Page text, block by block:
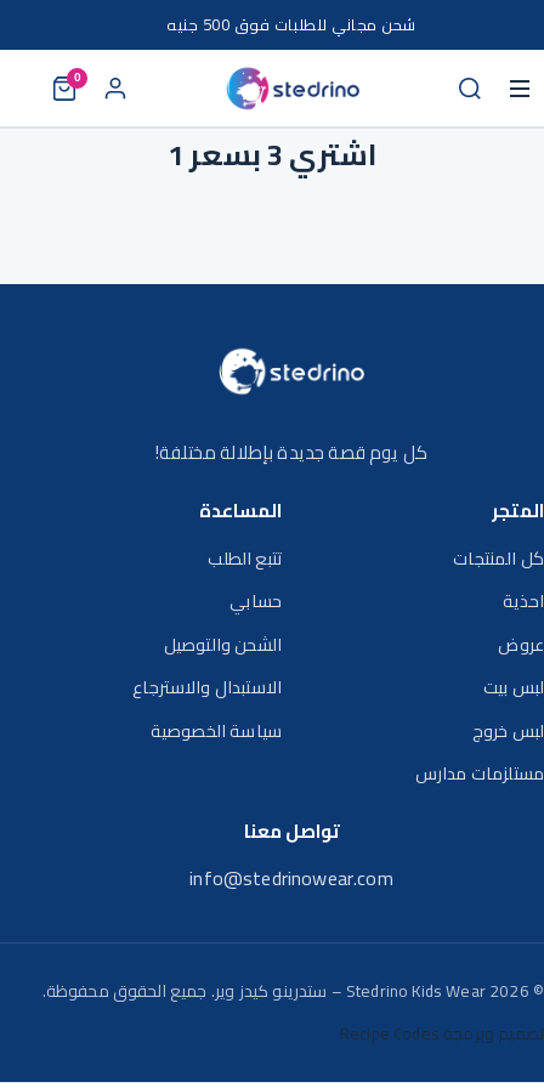
تخطى إلى المحتوىشحن مجاني للطلبات فوق 500 جنيه
0
اشتري 3 بسعر 1
كل يوم قصة جديدة بإطلالة مختلفة!
المتجر
كل المنتجات
احذية
عروض
لبس بيت
لبس خروج
مستلزمات مدارس
المساعدة
تتبع الطلب
حسابي
الشحن والتوصيل
الاستبدال والاسترجاع
سياسة الخصوصية
تواصل معنا
info@stedrinowear.com
© 2026 Stedrino Kids Wear – ستدرينو كيدز وير. جميع الحقوق محفوظة.
تصميم وبرمجة Recipe Codes